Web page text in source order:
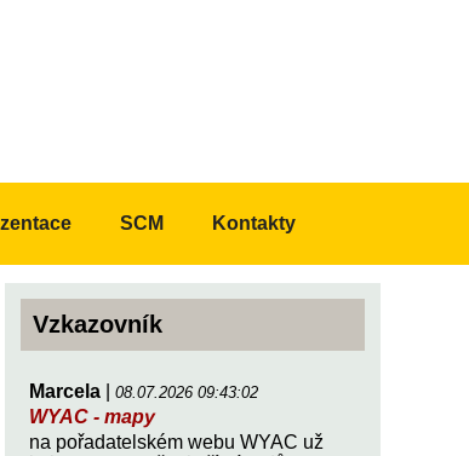
Vzkazovník
Marcela 08.07.2026 09:43:02
WYAC - mapy
na pořadatelském webu WYAC už
SCM Kontakty